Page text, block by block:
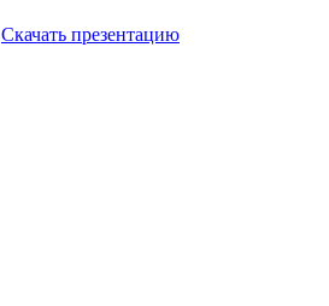
Скачать презентацию